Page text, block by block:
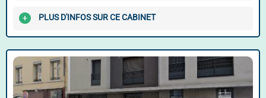
PLUS D'INFOS SUR CE CABINET